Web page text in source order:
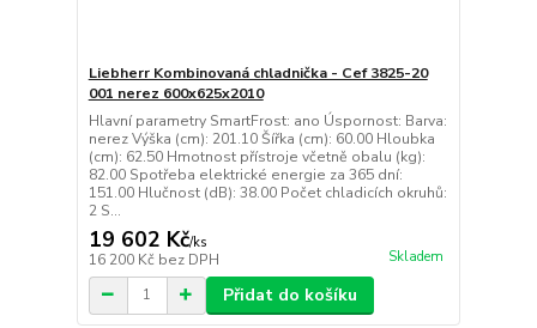
Liebherr Kombinovaná chladnička - Cef 3825-20
001 nerez 600x625x2010
Hlavní parametry SmartFrost: ano Úspornost: Barva:
nerez Výška (cm): 201.10 Šířka (cm): 60.00 Hloubka
(cm): 62.50 Hmotnost přístroje včetně obalu (kg):
82.00 Spotřeba elektrické energie za 365 dní:
151.00 Hlučnost (dB): 38.00 Počet chladicích okruhů:
2 S...
19 602 Kč/ks
16 200 Kč bez DPH Skladem
Přidat do košíku